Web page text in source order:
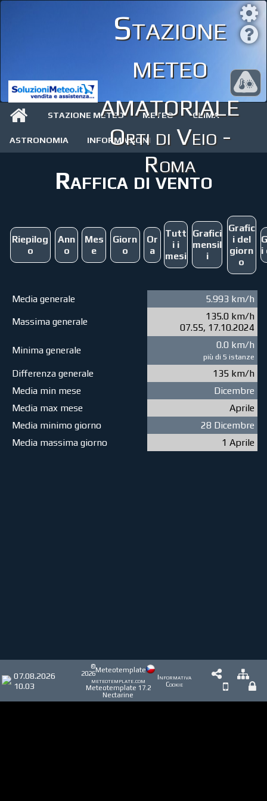
Stazione
meteo
amatoriale
Orti di Veio -
Roma
STAZIONE METEO METEO CLIMA
ASTRONOMIA INFORMAZIONI
Raffica di vento
Riepilog
o
Ann
o
Mes
e
Giorn
o
Or
a
Tutt
i i
mesi
Grafici
mensil
i
Grafic
i del
giorn
o
i
Media generale
5.993 km/h
Massima generale
135.0 km/h
07.55, 17.10.2024
Minima generale
0.0 km/h
più di 5 istanze
Differenza generale
135 km/h
Media min mese
Dicembre
Media max mese
Aprile
Media minimo giorno
28 Dicembre
Media massima giorno
1 Aprile
07.08.2026
10.03
©
2026Meteotemplate
meteotemplate.com
Meteotemplate 17.2
Nectarine
Informativa
Cookie